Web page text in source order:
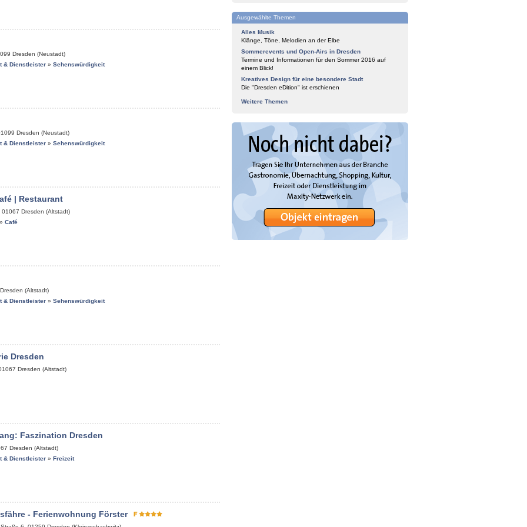
Dresden (Neustadt)
& Dienstleister » Sehenswürdigkeit
Dresden (Neustadt)
& Dienstleister » Sehenswürdigkeit
| Restaurant
01067 Dresden (Altstadt)
Café
Dresden (Altstadt)
& Dienstleister » Sehenswürdigkeit
Dresden
Dresden (Altstadt)
Faszination Dresden
Dresden (Altstadt)
& Dienstleister » Freizeit
- Ferienwohnung Förster
Ausgewählte Themen
Alles Musik
Klänge, Töne, Melodien an der Elbe
Sommerevents und Open-Airs in Dresden
Termine und Informationen für den Sommer 2016 auf
einem Blick!
Kreatives Design für eine besondere Stadt
Die "Dresden eDition" ist erschienen
Weitere Themen